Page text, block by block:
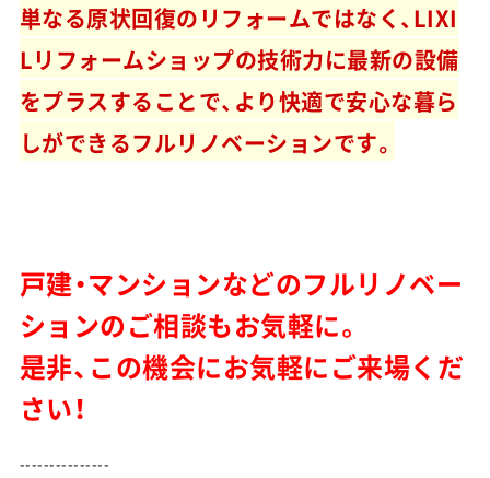
単なる原状回復のリフォームではなく、LIXI
Lリフォームショップの技術力に最新の設備
をプラスすることで、より快適で安心な暮ら
しができるフルリノベーションです。
戸建・マンションなどのフルリノベー
ションのご相談もお気軽に。
是非、この機会にお気軽にご来場くだ
さい！
---------------